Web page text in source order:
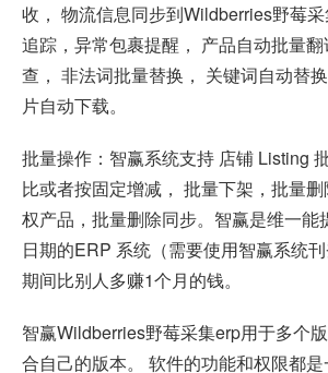
收， 物流信息同步到Wildberries野莓
追踪，异常包裹提醒， 产品自动批量
查， 非法词批量替换， 关键词自动替
片自动下载。
批量操作：智赢系统支持 店铺 Listing
比或者按固定增减， 批量下架，批量
权产品，批量删除同步。智赢是维一能
日期的ERP 系统（需要使用智赢系统
期间比别人多赚1个月的钱。
智赢Wildberries野莓采集erp用于多个
合自己的版本。 软件的功能和权限都